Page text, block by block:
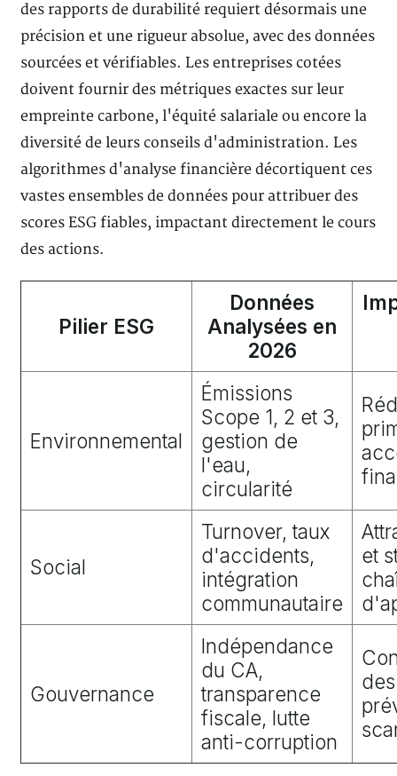
des rapports de durabilité requiert désormais une
précision et une rigueur absolue, avec des données
sourcées et vérifiables. Les entreprises cotées
doivent fournir des métriques exactes sur leur
empreinte carbone, l'équité salariale ou encore la
diversité de leurs conseils d'administration. Les
algorithmes d'analyse financière décortiquent ces
vastes ensembles de données pour attribuer des
scores ESG fiables, impactant directement le cours
des actions.
Pilier ESG
Données
Analysées en
2026
Environnemental
Émissions
Scope 1, 2 et 3,
gestion de
l'eau,
circularité
Social
Turnover, taux
d'accidents,
intégration
communautaire
et
Gouvernance
Indépendance
du CA,
transparence
fiscale, lutte
anti-corruption